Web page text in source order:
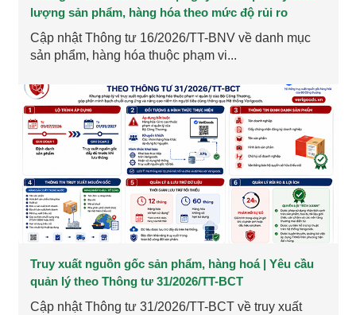
lượng sản phẩm, hàng hóa theo mức độ rủi ro
Cập nhật Thông tư 16/2026/TT-BNV về danh mục
sản phẩm, hàng hóa thuộc phạm vi...
Truy xuất nguồn gốc sản phẩm, hàng hoá | Yêu cầu
quản lý theo Thông tư 31/2026/TT-BCT
Cập nhật Thông tư 31/2026/TT-BCT về truy xuất